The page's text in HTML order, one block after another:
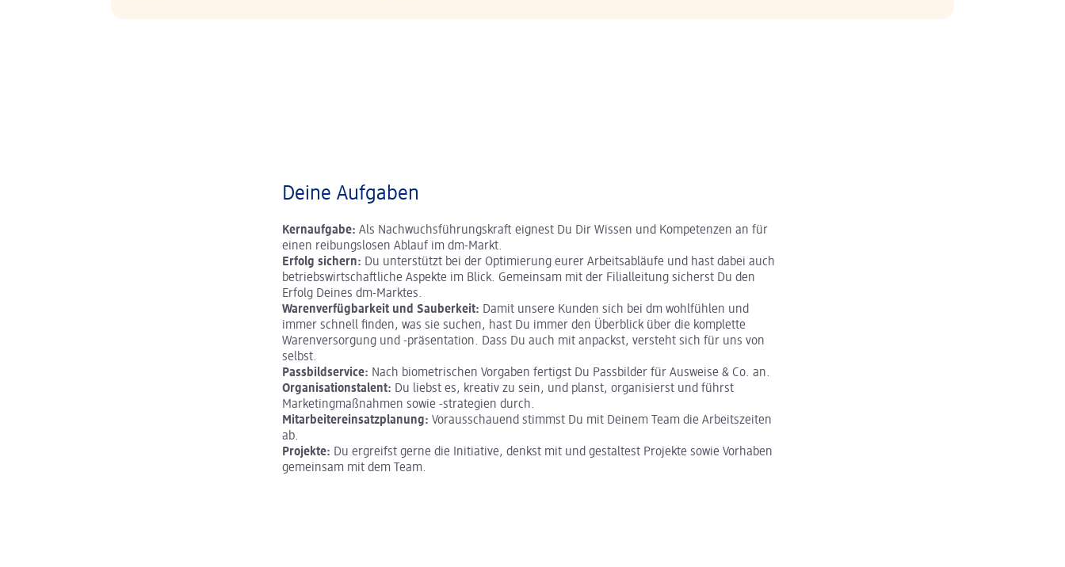
Deine Aufgaben
Kernaufgabe: Als Nachwuchsführungskraft eignest Du Dir Wissen und Kompetenzen an für
einen reibungslosen Ablauf im dm-Markt.
Erfolg sichern: Du unterstützt bei der Optimierung eurer Arbeitsabläufe und hast dabei auch
betriebswirtschaftliche Aspekte im Blick. Gemeinsam mit der Filialleitung sicherst Du den
Erfolg Deines dm-Marktes.
Warenverfügbarkeit und Sauberkeit: Damit unsere Kunden sich bei dm wohlfühlen und
immer schnell finden, was sie suchen, hast Du immer den Überblick über die komplette
Warenversorgung und -präsentation. Dass Du auch mit anpackst, versteht sich für uns von
selbst.
Passbildservice: Nach biometrischen Vorgaben fertigst Du Passbilder für Ausweise & Co. an.
Organisationstalent: Du liebst es, kreativ zu sein, und planst, organisierst und führst
Marketingmaßnahmen sowie -strategien durch.
Mitarbeitereinsatzplanung: Vorausschauend stimmst Du mit Deinem Team die Arbeitszeiten
ab.
Projekte: Du ergreifst gerne die Initiative, denkst mit und gestaltest Projekte sowie Vorhaben
gemeinsam mit dem Team.